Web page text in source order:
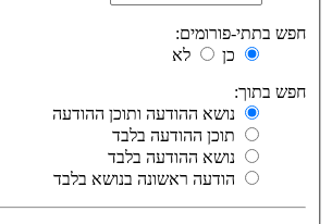
חפש בתתי-פורומים:
כן
לא
חפש בתוך:
נושא ההודעה ותוכן ההודעה
תוכן ההודעה בלבד
נושא ההודעה בלבד
הודעה ראשונה בנושא בלבד